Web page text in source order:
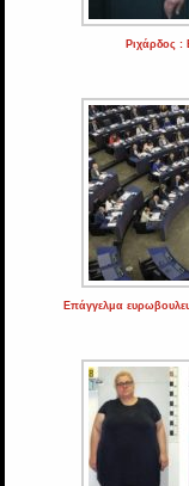
Ριχάρδος :
Επάγγελμα